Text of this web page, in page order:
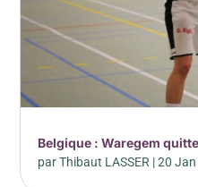
Belgique : Waregem
parThibaut LASSER |20